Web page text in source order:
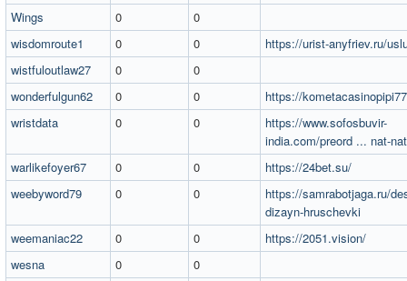
Wings
0
0
wisdomroute1
0 0
https://urist-anyfriev.ru/
wistfuloutlaw27
0
0
wonderfulgun62
0 0
https://
wristdata
0 0
https://www.sofosbuvir-
india.com/preord ... nat-
warlikefoyer67
0 0
https://24bet.su/
weebyword79
0 0
https://samrabotjaga.ru/
dizayn-hruschevki
weemaniac22
0 0
https://2051.vision/
wesna
0
0